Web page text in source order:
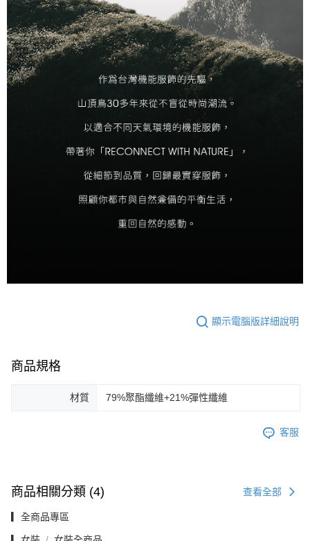
顯示電腦版詳細說明
商品規格
材質 79%聚酯纖維+21%彈性纖維
客服
商品相關分類 (4) 查看全部
▎全商品專區